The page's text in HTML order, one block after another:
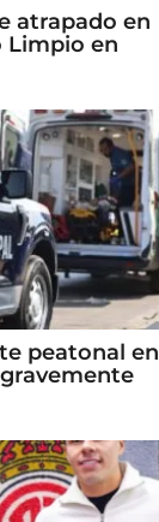
atrapado en
Limpio en
peatonal en